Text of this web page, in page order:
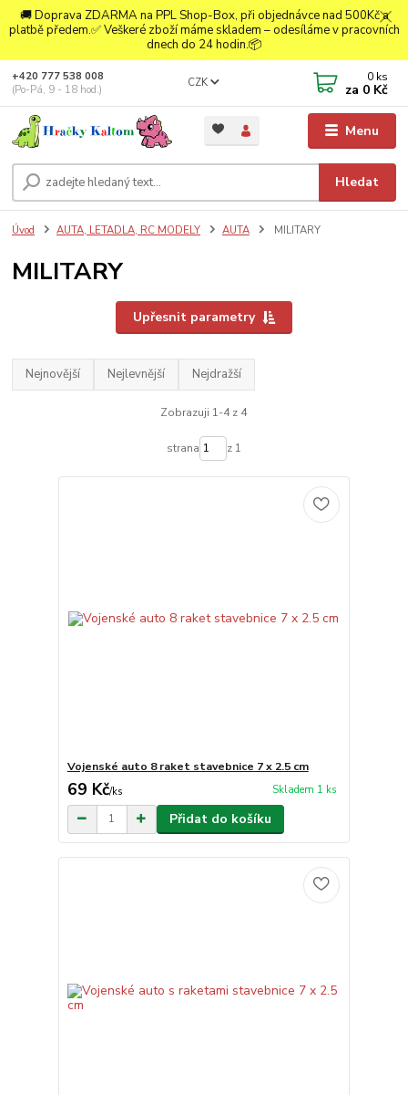
🚚 Doprava ZDARMA na PPL Shop-Box, při objednávce nad 500Kč a
platbě předem.✅ Veškeré zboží máme skladem – odesíláme v pracovních
dnech do 24 hodin.📦
Menu
CZK
Hledat
+420 777 538 008
(Po-Pá, 9 - 18 hod.)
0 ks
za 0 Kč
Úvod AUTA, LETADLA, RC MODELY AUTA MILITARY
MILITARY
Upřesnit parametry
Nejnovější Nejlevnější Nejdražší
Zobrazuji 1-4 z 4
strana z 1
Vojenské auto 8 raket stavebnice 7 x 2.5 cm
69 Kč/ks Skladem 1 ks
Přidat do košíku